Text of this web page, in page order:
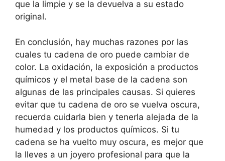
que la limpie y se la devuelva a su estado
original.
En conclusión, hay muchas razones por las
cuales tu cadena de oro puede cambiar de
color. La oxidación, la exposición a productos
químicos y el metal base de la cadena son
algunas de las principales causas. Si quieres
evitar que tu cadena de oro se vuelva oscura,
recuerda cuidarla bien y tenerla alejada de la
humedad y los productos químicos. Si tu
cadena se ha vuelto muy oscura, es mejor que
la lleves a un joyero profesional para que la